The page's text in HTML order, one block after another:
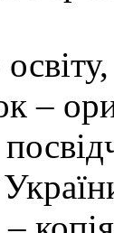
–